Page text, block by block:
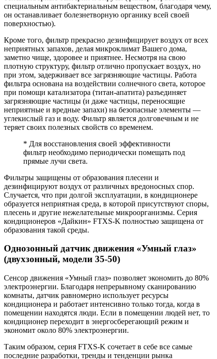
специальным антибактериальным веществом, благодаря чему,
он останавливает болезнетворную органику всей своей
поверхностью).
Кроме того, фильтр прекрасно дезинфицирует воздух от всех
неприятных запахов, делая микроклимат Вашего дома,
заметно чище, здоровее и приятнее. Несмотря на свою
плотную структуру, фильтр отлично пропускает воздух, но
при этом, задерживает все загрязняющие частицы. Работа
фильтра основана на воздействии солнечного света, которое
при помощи катализатора (титан-апатита) разъединяет
загрязняющие частицы (и даже частицы, переносящие
неприятные и вредные запахи) на безопасные элементы —
углекислый газ и воду. Фильтр является долговечным и не
теряет своих полезных свойств со временем.
* Для восстановления своей эффективности
фильтр необходимо периодически помещать под
прямые лучи света.
Фильтры защищены от образования плесени и
дезинфицируют воздух от различных вредоносных спор.
Случается, что при долгой эксплуатации, в кондиционере
образуется неприятная среда, в которой присутствуют споры,
плесень и другие нежелательные микроорганизмы. Серия
кондиционеров «Дайкин» FTXS-K полностью защищена от
образования такой среды.
Однозонный датчик движения «Умный глаз»
(двухзонный, модели 35-50)
Сенсор движения «Умный глаз» позволяет экономить до 80%
электроэнергии. Благодаря непрерывному сканированию
комнаты, датчик равномерно использует ресурсы
кондиционера и работает интенсивно только тогда, когда в
помещении находятся люди. Если в помещении людей нет, то
кондиционер переходит в энергосберегающий режим и
экономит около 80% электроэнергии.
Таким образом, серия FTXS-K сочетает в себе все самые
последние разработки, тренды и тенденции рынка